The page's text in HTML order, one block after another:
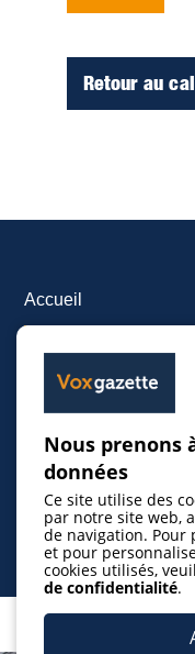
Retour au
Accueil
Inscrire un événement
réservés.
Nous prenons
données
Ce site utilise des
par notre site web,
de navigation. Pour
et pour
cookies utilisés,
de confidentialité.
Ce projet est
gouvernement du